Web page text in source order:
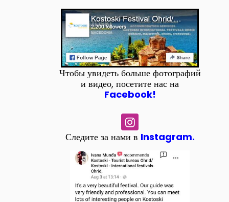
Чтобы увидеть больше фотографий
и видео, посетите нас на
Facebook!
Следите за нами в Instagram.